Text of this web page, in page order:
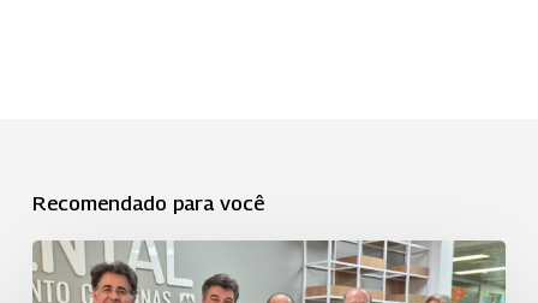
Recomendado para você
Uniodonto
Campinas